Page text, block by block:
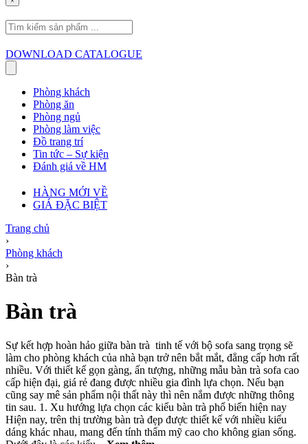
Search
for:
DOWNLOAD CATALOGUE
Phòng khách
Phòng ăn
Phòng ngủ
Phòng làm việc
Đồ trang trí
Tin tức – Sự kiện
Đánh giá về HM
HÀNG MỚI VỀ
GIÁ ĐẶC BIỆT
Trang chủ
›
Phòng khách
›
Bàn trà
Bàn trà
Sự kết hợp hoàn hảo giữa bàn trà tinh tế với bộ sofa sang trọng sẽ
làm cho phòng khách của nhà bạn trở nên bắt mắt, đẳng cấp hơn rất
nhiều. Với thiết kế gọn gàng, ấn tượng, những mẫu bàn trà sofa cao
cấp hiện đại, giá rẻ đang được nhiều gia đình lựa chọn. Nếu bạn
cũng say mê sản phẩm nội thất này thì nên nắm được những thông
tin sau. 1. Xu hướng lựa chọn các kiểu bàn trà phổ biến hiện nay
Hiện nay, trên thị trường bàn trà đẹp được thiết kế với nhiều kiểu
dáng khác nhau, mang đến tính thẩm mỹ cao cho không gian sống.